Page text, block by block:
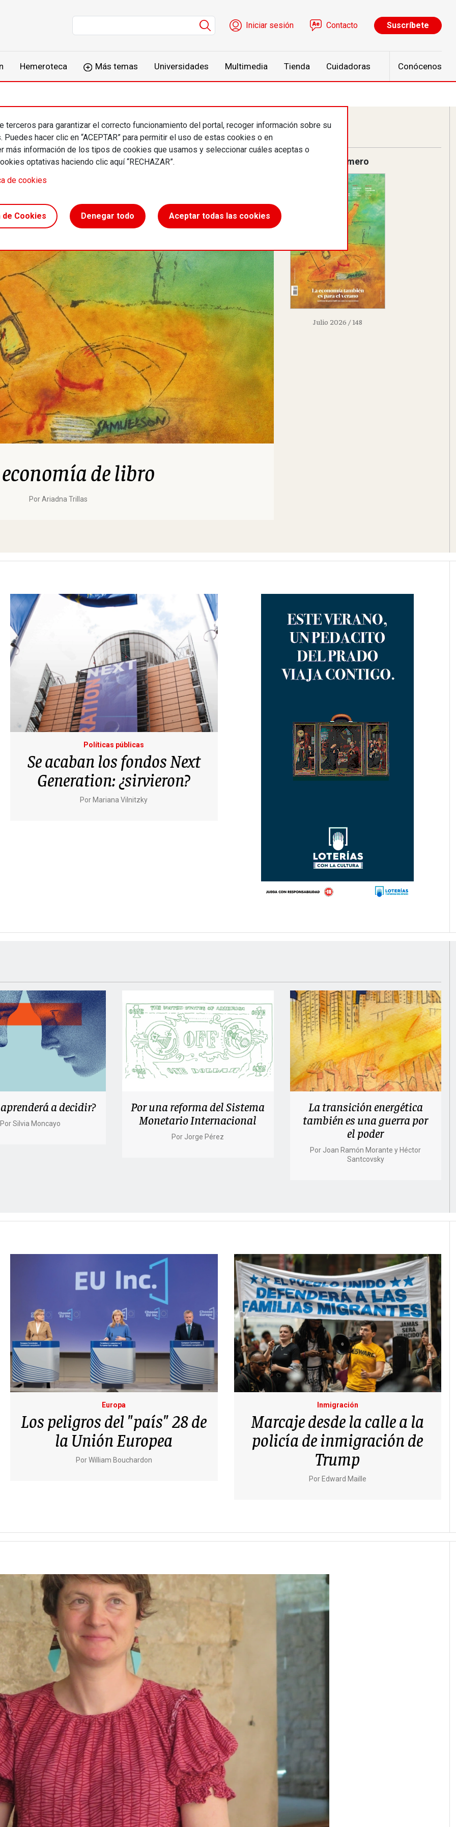
Menú de cuenta de usuario
Iniciar sesión Contacto Suscríbete
Hemeroteca Más temas Universidades Multimedia Tienda Cuidadoras Conócenos
terceros para garantizar el correcto funcionamiento del portal, recoger información sobre su
hacer clic en “ACEPTAR” para permitir el uso de estas cookies o en
más información de los tipos de cookies que usamos y seleccionar cuáles aceptas o
optativas haciendo clic aquí “RECHAZAR”.
de cookies
Cookies Denegar todo Aceptar todas las cookies
de libro
PorAriadna Trillas
Último número
Julio 2026 / 148
Políticas públicas
Se acaban los fondos Next
Generation: ¿sirvieron?
Por Mariana Vilnitzky
a decidir?
PorSilvia Moncayo
Por una reforma del Sistema
Monetario Internacional
Por Jorge Pérez
La transición energética
también es una guerra por
el poder
Por Joan Ramón Morante y Héctor
Santcovsky
Europa
Los peligros del "país" 28 de
la Unión Europea
PorWilliam Bouchardon
Inmigración
Marcaje desde la calle a la
policía de inmigración de
Trump
Por Edward Maille